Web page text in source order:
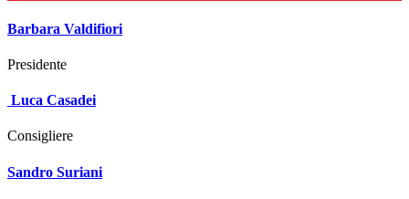
Barbara Valdifiori
Presidente
Luca Casadei
Consigliere
Sandro Suriani